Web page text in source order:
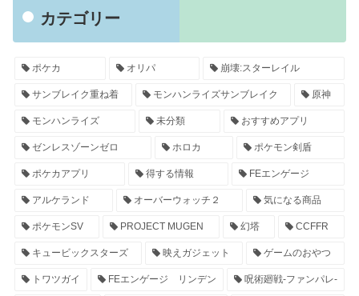
カテゴリー
ポケカ オリパ 崩壊:スターレイル
サンブレイク重ね着 モンハンライズサンブレイク 原神
モンハンライズ 未分類 おすすめアプリ
ゼンレスゾーンゼロ ホロカ ポケモン剣盾
ポケカアプリ 得する情報 FEエンゲージ
アルケランド オーバーウォッチ２ 気になる商品
ポケモンSV PROJECT MUGEN 幻塔 CCFFR
キュービックスターズ 映えガジェット ゲームのおやつ
トワツガイ FEエンゲージ リンデン 呪術廻戦-ファンパレ-